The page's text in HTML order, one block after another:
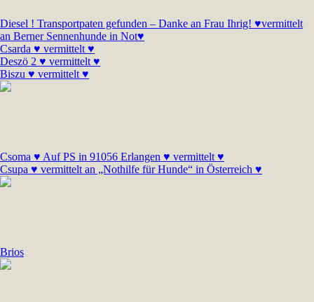
Diesel ! Transportpaten gefunden – Danke an Frau Ihrig! ♥vermittelt
an Berner Sennenhunde in Not♥
Csarda ♥ vermittelt ♥
Deszö 2 ♥ vermittelt ♥
Biszu ♥ vermittelt ♥
Csoma ♥ Auf PS in 91056 Erlangen ♥ vermittelt ♥
Csupa ♥ vermittelt an „Nothilfe für Hunde“ in Österreich ♥
Brios